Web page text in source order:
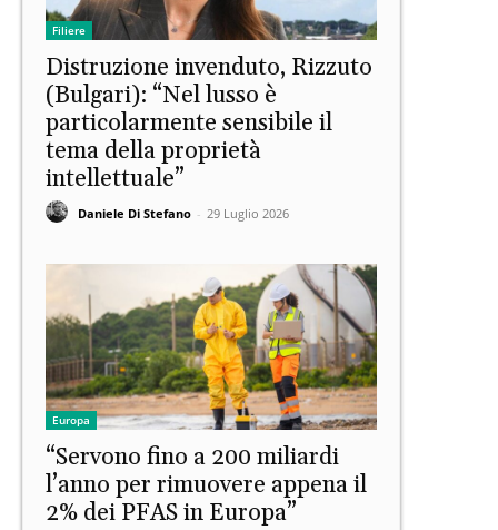
Filiere
Distruzione invenduto, Rizzuto
(Bulgari): “Nel lusso è
particolarmente sensibile il
tema della proprietà
intellettuale”
Daniele Di Stefano - 29 Luglio 2026
Europa
“Servono fino a 200 miliardi
l’anno per rimuovere appena il
2% dei PFAS in Europa”